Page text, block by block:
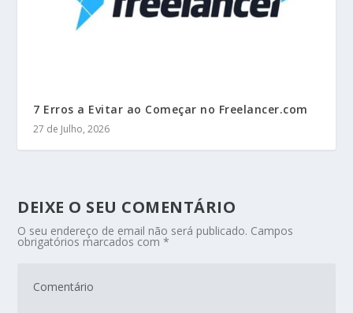
7 Erros a Evitar ao Começar no Freelancer.com
27 de Julho, 2026
DEIXE O SEU COMENTÁRIO
O seu endereço de email não será publicado. Campos
obrigatórios marcados com*